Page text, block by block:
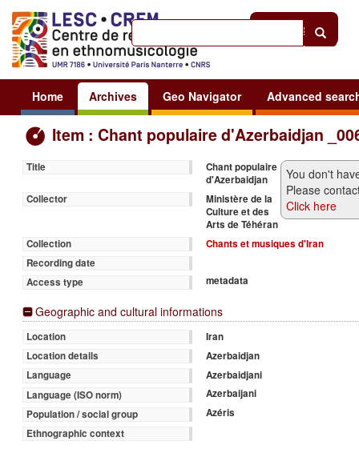
Sign in
Home Archives Geo Navigator Advanced
Item : Chant populaire d'Azerbaidjan
You don't
Please
Click here
Title
Chant populaire
d'Azerbaidjan
Collector
Ministère de la
Culture et des
Arts de Téhéran
Collection
Chants et musiques d'Iran
Recording date
Access type
metadata
Geographic and cultural informations
Location
Iran
Location details
Azerbaidjan
Language
Azerbaidjani
Language (ISO norm)
Azerbaijani
Population / social group
Azéris
Ethnographic context